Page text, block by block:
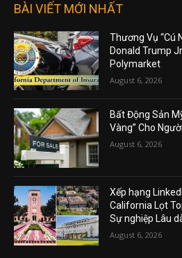
BÀI VIẾT MỚI NHẤT
Thương Vụ “Cú
Donald Trump
Polymarket
August 6, 2026
Bất Động Sản
Vàng” Cho
August 6, 2026
Xếp hạng
California Lọt
Sự nghiệp Lâu
August 6, 2026